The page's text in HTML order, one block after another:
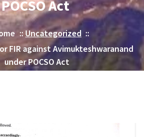
POCSO Act
:: Uncategorized ::
FIR against Avimukteshwaranand
under POCSO Act